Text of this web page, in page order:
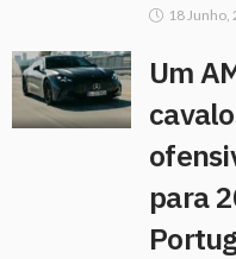
18 Junho,
Um
para